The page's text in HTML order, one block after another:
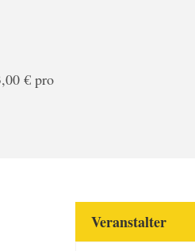
€ pro
Veranstalter